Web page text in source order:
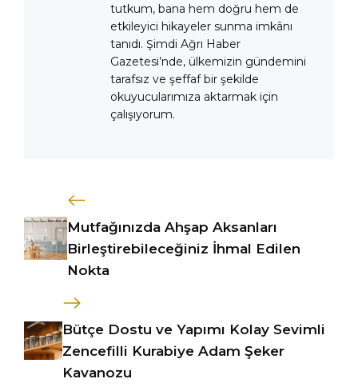
tutkum, bana hem doğru hem de
etkileyici hikayeler sunma imkânı
tanıdı. Şimdi Ağrı Haber
Gazetesi’nde, ülkemizin gündemini
tarafsız ve şeffaf bir şekilde
okuyucularımıza aktarmak için
çalışıyorum.
Mutfağınızda Ahşap Aksanları
Birleştirebileceğiniz İhmal Edilen
Nokta
Bütçe Dostu ve Yapımı Kolay Sevimli
Zencefilli Kurabiye Adam Şeker
Kavanozu